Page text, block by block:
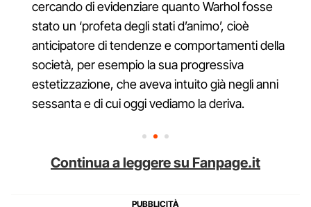
cercando di evidenziare quanto Warhol fosse
stato un ‘profeta degli stati d’animo’, cioè
anticipatore di tendenze e comportamenti della
società, per esempio la sua progressiva
estetizzazione, che aveva intuito già negli anni
sessanta e di cui oggi vediamo la deriva.
Continua a leggere su Fanpage.it